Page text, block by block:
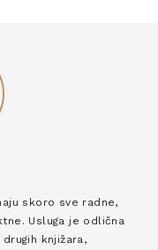
skoro sve radne,
Usluga je odlična
knjižara,